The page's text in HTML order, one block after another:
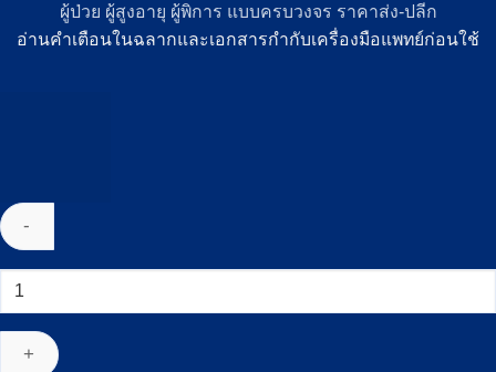
ผู้ป่วย ผู้สูงอายุ ผู้พิการ แบบครบวงจร ราคาส่ง-ปลีก
อ่านคำเตือนในฉลากและเอกสารกำกับเครื่องมือแพทย์ก่อนใช้
จำนวน
เทป
นึ่ง